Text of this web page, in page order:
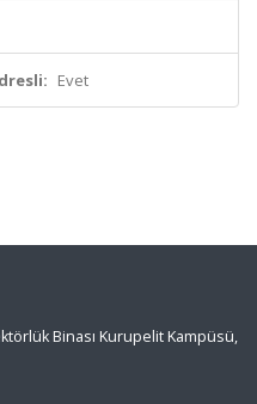
Evet
Binası Kurupelit Kampüsü,